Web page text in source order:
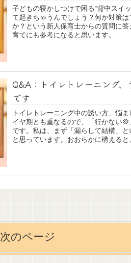
子どもの寝かしつけで困る“背中スイ
て起きちゃうんでしょう？何か対策は
か？という新人保育士からの質問に
育てにも参考になると思います。
Q&A：トイレトレーニング、
です
トイレトレーニング中の誘い方、悩
イヤ期とも重なるので、「行かない
です。私は、まず「漏らして結構」
と思っています。おおらかに構えると
次のページ